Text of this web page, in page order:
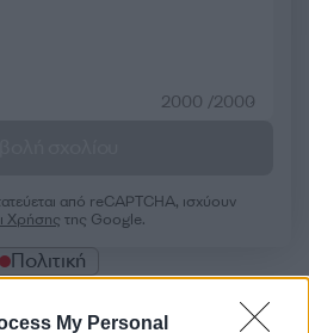
My Personal
2000 /2000
από reCAPTCHA, ισχύουν
Χρήσης της Google.
Πολιτική